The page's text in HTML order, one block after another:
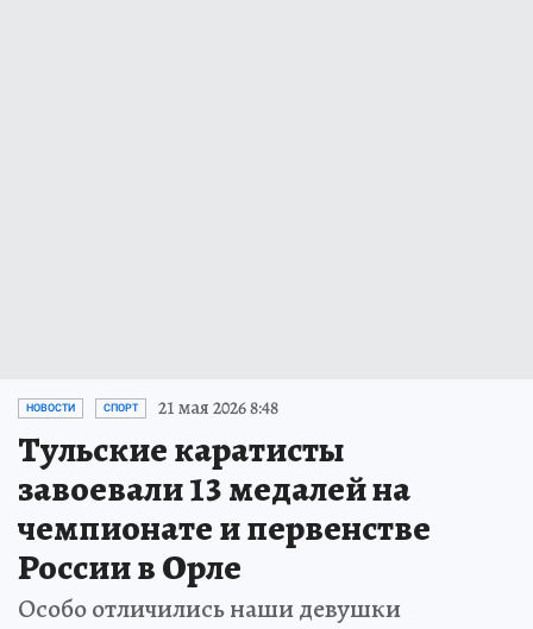
НОВОСТИ СПОРТ 21 мая 2026 8:48
Тульские каратисты
завоевали 13 медалей на
чемпионате и первенстве
России в Орле
Особо отличились наши девушки